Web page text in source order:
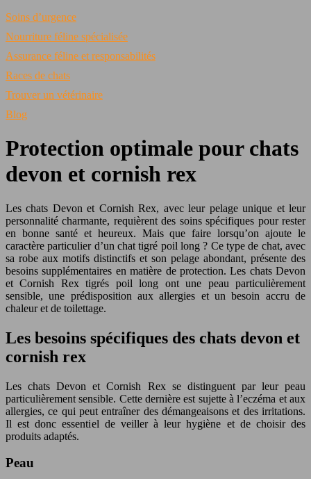
Soins d’urgence
Nourriture féline spécialisée
Assurance féline et responsabilités
Races de chats
Trouver un vétérinaire
Blog
Protection optimale pour chats
devon et cornish rex
Les chats Devon et Cornish Rex, avec leur pelage unique et leur
personnalité charmante, requièrent des soins spécifiques pour rester
en bonne santé et heureux. Mais que faire lorsqu’on ajoute le
caractère particulier d’un chat tigré poil long ? Ce type de chat, avec
sa robe aux motifs distinctifs et son pelage abondant, présente des
besoins supplémentaires en matière de protection. Les chats Devon
et Cornish Rex tigrés poil long ont une peau particulièrement
sensible, une prédisposition aux allergies et un besoin accru de
chaleur et de toilettage.
Les besoins spécifiques des chats devon et
cornish rex
Les chats Devon et Cornish Rex se distinguent par leur peau
particulièrement sensible. Cette dernière est sujette à l’eczéma et aux
allergies, ce qui peut entraîner des démangeaisons et des irritations.
Il est donc essentiel de veiller à leur hygiène et de choisir des
produits adaptés.
Peau